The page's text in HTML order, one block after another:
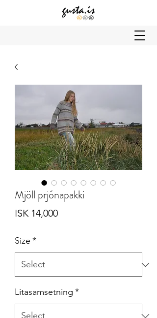
Mjöll prjónapakki
ISK 14,000Price
Size *
Litasamsetning *